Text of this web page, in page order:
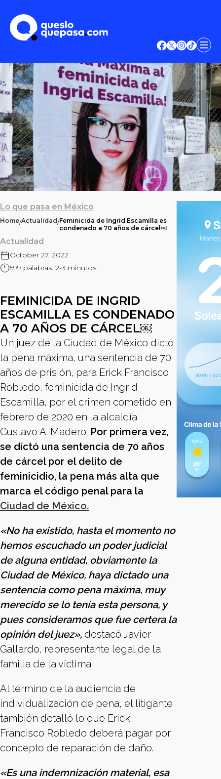
Lo que pasa en México
Home/Actualidad/Feminicida de Ingrid Escamilla es
condenado a 70 años de cárcel￼
Actualidad
October 27, 2022
599 palabras. 2-3 minutos.
FEMINICIDA DE INGRID
ESCAMILLA ES CONDENADO
A 70 AÑOS DE CÁRCEL￼
Un juez de la Ciudad de México dictó
la pena máxima, una sentencia de 70
años de prisión, para Erick Francisco
Robledo, feminicida de Ingrid
Escamilla, por el crimen cometido en
febrero de 2020 en la alcaldía
Gustavo A. Madero. Por primera vez,
se dictó una sentencia de 70 años
de cárcel por el delito de
feminicidio, la pena más alta que
marca el código penal para la
Ciudad de México.
«No ha existido, hasta el momento no
hemos escuchado un poder judicial
de alguna entidad, obviamente la
Ciudad de México, haya dictado una
sentencia como pena máxima, muy
merecido se lo tenía esta persona, y
pues consideramos que fue certera la
opinión del juez», destacó Javier
Gallardo, representante legal de la
familia de la víctima.
Al término de la audiencia de
individualización de pena, el litigante
también detalló lo que Erick
Francisco Robledo deberá pagar por
concepto de reparación de daño.
«Es una indemnización material, esa